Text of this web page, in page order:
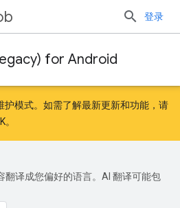
登录
for Android
护模式。如需了解最新更新和功能，请
。
翻译成您偏好的语言。AI 翻译可能包